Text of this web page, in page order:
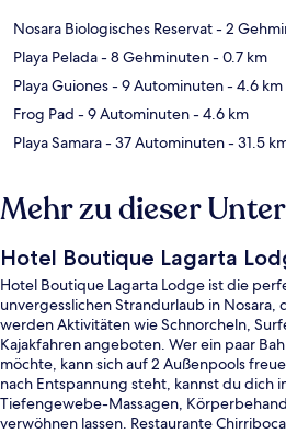
Nosara Biologisches Reservat- 2
Playa Pelada- 8 Gehminuten- 0.7 km
Playa Guiones- 9 Autominuten- 4.6 km
Frog Pad - 9 Autominuten- 4.6 km
Playa Samara- 37 Autominuten- 31.5
Mehr zu dieser
Hotel Boutique Lagarta
Hotel Boutique Lagarta Lodge ist die
unvergesslichen Strandurlaub in Nosara,
werden Aktivitäten wie Schnorcheln,
Kajakfahren angeboten. Wer ein paar
möchte, kann sich auf 2 Außenpools
nach Entspannung steht, kannst du dich
Tiefengewebe-Massagen,
verwöhnen lassen. Restaurante